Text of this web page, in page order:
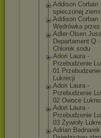
Addison Corban
spieczonej ziemi
Addison Corban
Wędrówka przez
Adler-Olsen
Departament Q
Chlorek sodu
Adori Laura -
Przebudzenie
01 Przebudzenie
Lukrecji
Adori Laura -
Przebudzenie
02 Owoce
Adori Laura -
Przebudzenie
03 Żywioły
Adrian